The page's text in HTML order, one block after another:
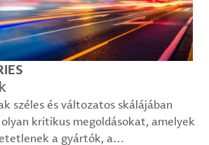
széles és változatos skálájában
kritikus megoldásokat, amelyek
a gyártók, a